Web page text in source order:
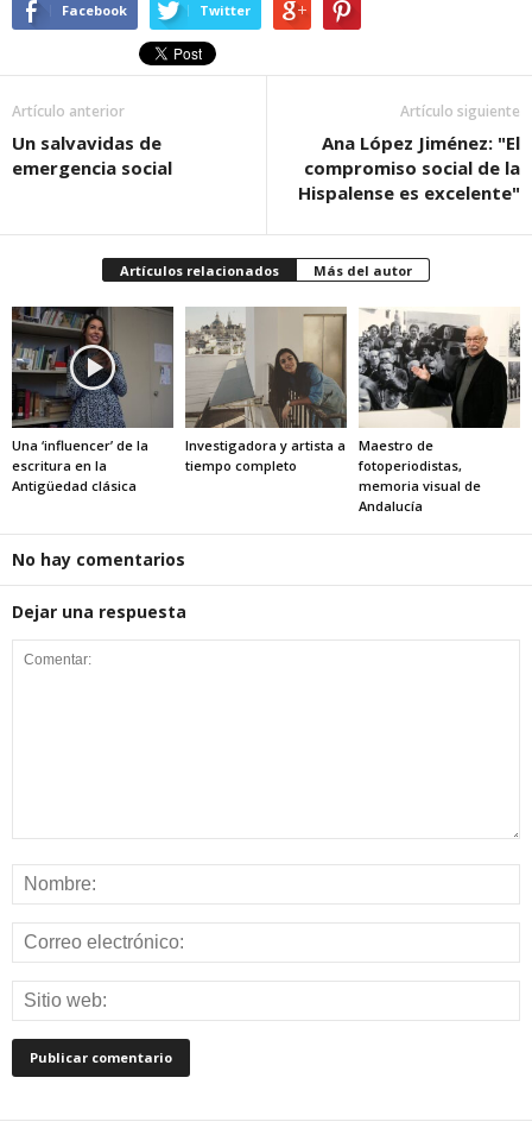
Facebook Twitter
Artículo anterior
Un salvavidas de
emergencia social
Artículo siguiente
Ana López Jiménez: "El
compromiso social de la
Hispalense es excelente"
Artículos relacionados Más del autor
Una ‘influencer’ de la
escritura en la
Antigüedad clásica
Investigadora y artista a
tiempo completo
Maestro de
fotoperiodistas,
memoria visual de
Andalucía
No hay comentarios
Dejar una respuesta